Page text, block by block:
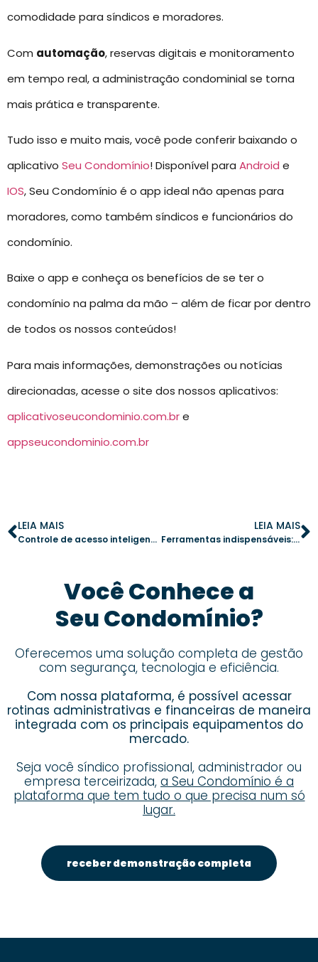
comodidade para síndicos e moradores.
Com automação, reservas digitais e monitoramento
em tempo real, a administração condominial se torna
mais prática e transparente.
Tudo isso e muito mais, você pode conferir baixando o
aplicativo Seu Condomínio! Disponível para Android e
IOS, Seu Condomínio é o app ideal não apenas para
moradores, como também síndicos e funcionários do
condomínio.
Baixe o app e conheça os benefícios de se ter o
condomínio na palma da mão – além de ficar por dentro
de todos os nossos conteúdos!
Para mais informações, demonstrações ou notícias
direcionadas, acesse o site dos nossos aplicativos:
aplicativoseucondominio.com.bre
appseucondominio.com.br
LEIA MAIS
Controle de acesso inteligente: 5 vantagens de um sistema digital para condomínios
LEIA MAIS
Ferramentas indispensáveis: 10 soluções para síndicos profissionais
Você Conhece a
Seu Condomínio?
Oferecemos uma solução completa de gestão
com segurança, tecnologia e eficiência.
Com nossa plataforma, é possível acessar
rotinas administrativas e financeiras de maneira
integrada com os principais equipamentos do
mercado.
Seja você síndico profissional, administrador ou
empresa terceirizada, a Seu Condomínio é a
plataforma que tem tudo o que precisa num só
lugar.
receber demonstração completa